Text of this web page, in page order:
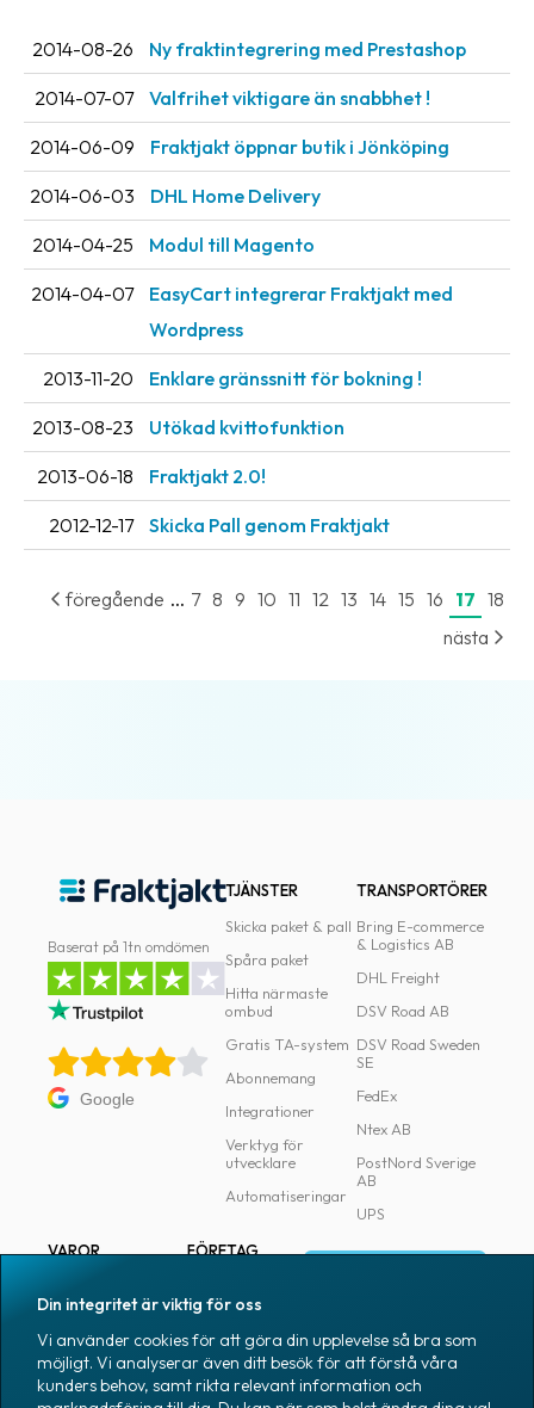
2014-08-26 Ny fraktintegrering med Prestashop
2014-07-07 Valfrihet viktigare än snabbhet !
2014-06-09 Fraktjakt öppnar butik i Jönköping
2014-06-03 DHL Home Delivery
2014-04-25 Modul till Magento
2014-04-07
EasyCart integrerar Fraktjakt med
Wordpress
2013-11-20 Enklare gränssnitt för bokning !
2013-08-23 Utökad kvittofunktion
2013-06-18 Fraktjakt 2.0!
2012-12-17 Skicka Pall genom Fraktjakt
föregående ... 7 8 9 10 11 12 13 14 15 16 17 18
nästa
Baserat på 1tn omdömen
Google
TJÄNSTER
Skicka paket & pall
Spåra paket
Hitta närmaste
ombud
Gratis TA-system
Abonnemang
Integrationer
Verktyg för
utvecklare
Automatiseringar
TRANSPORTÖRER
Bring E-commerce
& Logistics AB
DHL Freight
DSV Road AB
DSV Road Sweden
SE
FedEx
Ntex AB
PostNord Sverige
AB
UPS
VAROR
Märkning
Emballage
Emballagetillbehör
FÖRETAG
Pressrum
Medarbetare
Jobb & karriär
Skapa konto
Din integritet är viktig för oss
Vi använder cookies för att göra din upplevelse så bra som
möjligt. Vi analyserar även ditt besök för att förstå våra
kunders behov, samt rikta relevant information och